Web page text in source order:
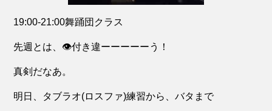
19:00-21:00舞踊団クラス
先週とは、👁付き違ーーーーーう！
真剣だなあ。
明日、タブラオ(ロスファ)練習から、バタまで